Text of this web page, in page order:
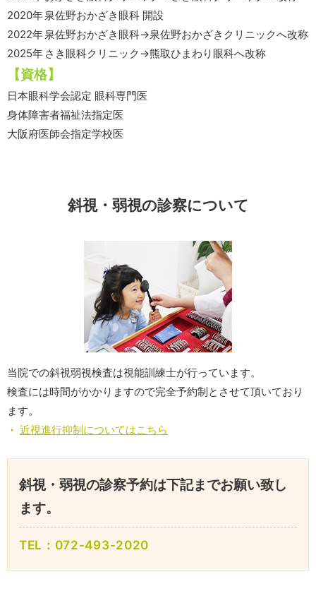
2020年泉佐野おかざき眼科 開設
2022年泉佐野おかざき眼科→泉佐野おかざきクリニックへ改称
2025年 さき眼科クリニック→熊取ひまわり眼科へ改称
【資格】
日本眼科学会認定 眼科専門医
身体障害者福祉法指定医
大阪府医師会指定学校医
斜視・弱視の診察について
当院での斜視弱視検査は視能訓練士が行っています。
検査には時間がかかりますので完全予約制とさせて頂いており
ます。
近視進行抑制についてはこちら
斜視・弱視の診察予約は下記までお願い致し
ます。
TEL：072-493-2020